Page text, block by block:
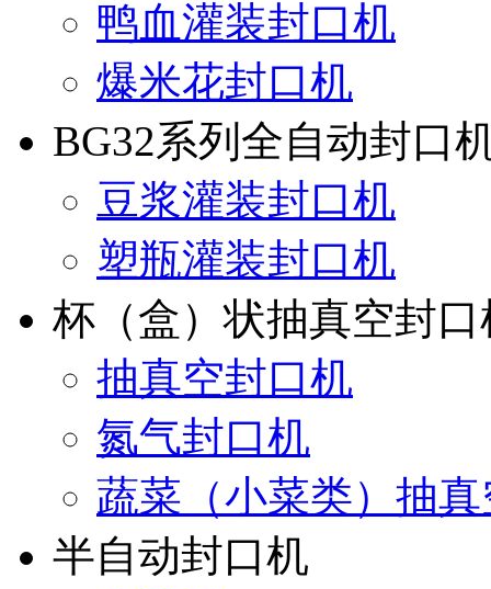
鸭血灌装封口机
爆米花封口机
BG32系列全自动封口
豆浆灌装封口机
塑瓶灌装封口机
杯（盒）状抽真空封口
抽真空封口机
氮气封口机
蔬菜（小菜类）抽
半自动封口机